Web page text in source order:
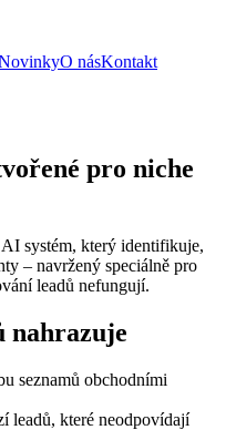
O násKontakt
pro niche
systém, který identifikuje,
– navržený speciálně pro
leadů nefungují.
nahrazuje
seznamů obchodními
leadů, které neodpovídají